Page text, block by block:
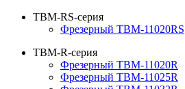
TBM-RS-серия
Фрезерный TBM-11020RS
TBM-R-серия
Фрезерный TBM-11020R
Фрезерный TBM-11025R